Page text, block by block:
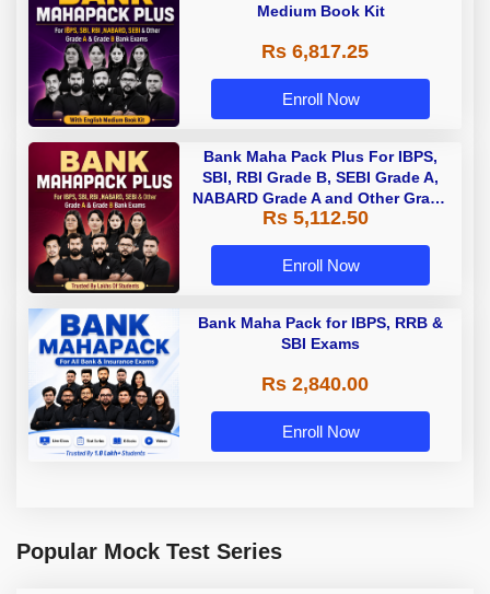
Medium Book Kit
Rs 6,817.25
Enroll Now
Bank Maha Pack Plus For IBPS,
SBI, RBI Grade B, SEBI Grade A,
NABARD Grade A and Other Grade
A & Grade B Bank Exams
Rs 5,112.50
Enroll Now
Bank Maha Pack for IBPS, RRB &
SBI Exams
Rs 2,840.00
Enroll Now
Popular Mock Test Series